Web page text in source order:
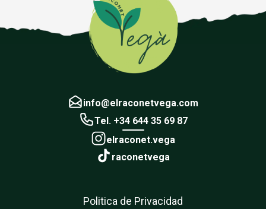
info@elraconetvega.com
Tel. +34 644 35 69 87
elraconet.vega
raconetvega
Politica de Privacidad